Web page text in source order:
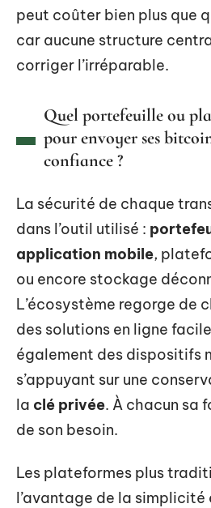
peut coûter bien plus que
car aucune structure
corriger l’irréparable.
Quel portefeuille ou
pour envoyer ses
confiance ?
La sécurité de chaque
dans l’outil utilisé :
application mobile,
ou encore stockage
L’écosystème regorge de
des solutions en ligne
également des dispositifs
s’appuyant sur une
la clé privée. À chacun sa
de son besoin.
Les plateformes plus
l’avantage de la simplicité